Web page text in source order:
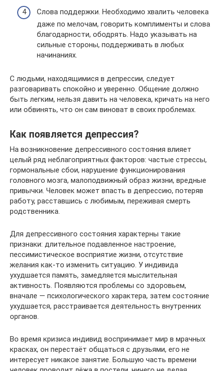
Слова поддержки. Необходимо хвалить человека
даже по мелочам, говорить комплименты и слова
благодарности, ободрять. Надо указывать на
сильные стороны, поддерживать в любых
начинаниях.
С людьми, находящимися в депрессии, следует
разговаривать спокойно и уверенно. Общение должно
быть легким, нельзя давить на человека, кричать на него
или обвинять, что он сам виноват в своих проблемах.
Как появляется депрессия?
На возникновение депрессивного состояния влияет
целый ряд неблагоприятных факторов: частые стрессы,
гормональные сбои, нарушение функционирования
головного мозга, малоподвижный образ жизни, вредные
привычки. Человек может впасть в депрессию, потеряв
работу, расставшись с любимым, переживая смерть
родственника.
Для депрессивного состояния характерны такие
признаки: длительное подавленное настроение,
пессимистическое восприятие жизни, отсутствие
желания как-то изменить ситуацию. У индивида
ухудшается память, замедляется мыслительная
активность. Появляются проблемы со здоровьем,
вначале — психологического характера, затем состояние
ухудшается, расстраивается деятельность внутренних
органов.
Во время кризиса индивид воспринимает мир в мрачных
красках, он перестаёт общаться с друзьями, его не
интересует никакое занятие. Большую часть времени